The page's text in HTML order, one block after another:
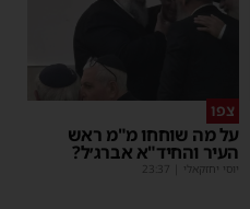
צפו
על מה שוחחו מ"מ ראש
העיר והחיד"א אברג׳ל?
יוסי יחזקאלי 23:37